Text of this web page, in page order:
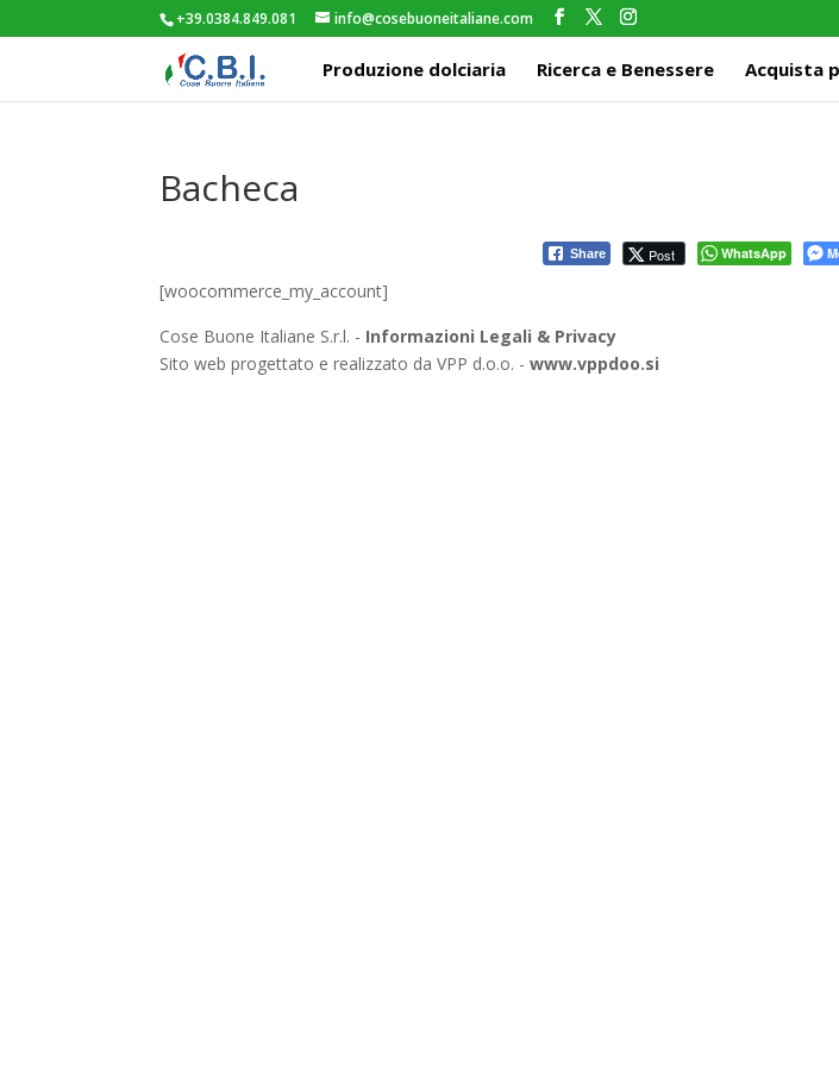
+39.0384.849.081 info@cosebuoneitaliane.com
Produzione dolciaria Ricerca e Benessere Acquista
Bacheca
Share Post WhatsApp
[woocommerce_my_account]
Cose Buone Italiane S.r.l. - Informazioni Legali & Privacy
Sito web progettato e realizzato da VPP d.o.o. -www.vppdoo.si